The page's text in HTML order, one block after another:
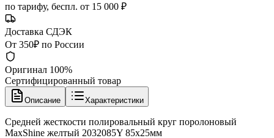
по тарифу, беспл. от 15 000 ₽
Доставка СДЭК
От 350₽ по России
Оригинал 100%
Сертифицированный товар
Описание Характеристики
Средней жесткости полировальный круг поролоновый
MaxShine желтый 2032085Y 85x25мм